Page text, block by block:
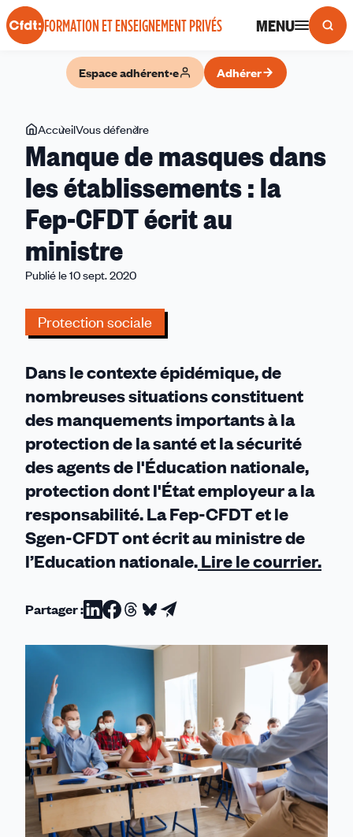
Panneau de gestion des cookies
FORMATION ET ENSEIGNEMENT PRIVÉS MENU
Espace adhérent·e Adhérer
Vous
êtes
ici
AccueilVous défendre
de
dans
les
établissements :
écrit
au
Manque de masques dans
les établissements : la
Fep-CFDT écrit au
ministre
Publié le 10 sept. 2020
Protection sociale
Dans le contexte épidémique, de
nombreuses situations constituent
des manquements importants à la
protection de la santé et la sécurité
des agents de l'Éducation nationale,
protection dont l'État employeur a la
responsabilité. La Fep-CFDT et le
Sgen-CFDT ont écrit au ministre de
l’Education nationale.Lire le courrier.
Partager :Partager
sur
Partager
sur
Facebook
Partager
sur
Threads
Partager
sur
Bluesky
Partager
par
email